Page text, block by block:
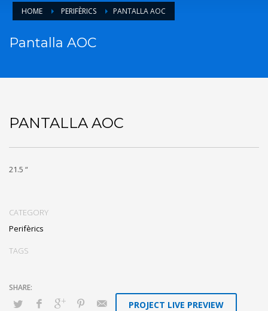
HOME PERIFÈRICS PANTALLA AOC
Pantalla AOC
PANTALLA AOC
21.5 “
CATEGORY
Perifèrics
TAGS
PROJECT LIVE PREVIEW